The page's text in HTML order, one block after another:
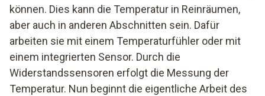
können. Dies kann die Temperatur in Reinräumen,
aber auch in anderen Abschnitten sein. Dafür
arbeiten sie mit einem Temperaturfühler oder mit
einem integrierten Sensor. Durch die
Widerstandssensoren erfolgt die Messung der
Temperatur. Nun beginnt die eigentliche Arbeit des